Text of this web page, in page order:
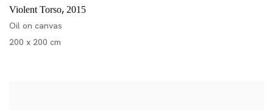
Violent Torso, 2015
Oil on canvas
200 x 200 cm